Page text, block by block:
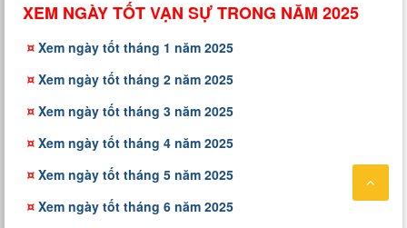
XEM NGÀY TỐT VẠN SỰ TRONG NĂM 2025
¤ Xem ngày tốt tháng 1 năm 2025
¤ Xem ngày tốt tháng 2 năm 2025
¤ Xem ngày tốt tháng 3 năm 2025
¤ Xem ngày tốt tháng 4 năm 2025
¤ Xem ngày tốt tháng 5 năm 2025
¤ Xem ngày tốt tháng 6 năm 2025